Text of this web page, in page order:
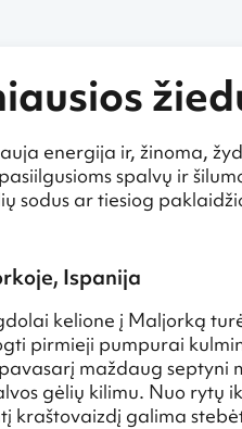
energija ir, žinoma,
spalvų ir
sodus ar tiesiog
Ispanija
kelione į Maljorką
pirmieji pumpurai
maždaug
gėlių kilimu. Nuo
kraštovaizdį galima